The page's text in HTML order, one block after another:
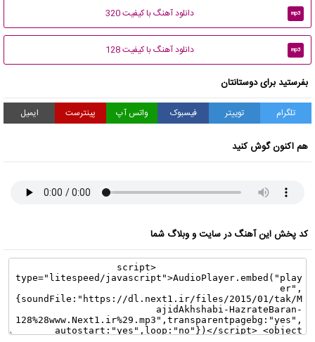
mp3 دانلود آهنگ با کیفیت 320
mp3 دانلود آهنگ با کیفیت 128
بفرستید برای دوستانتان
تلگرام توییتر فیسبوک واتس آپ پینترست ایمیل
هم اکنون گوش کنید
کد پخش این آهنگ در سایت و وبلاگ شما